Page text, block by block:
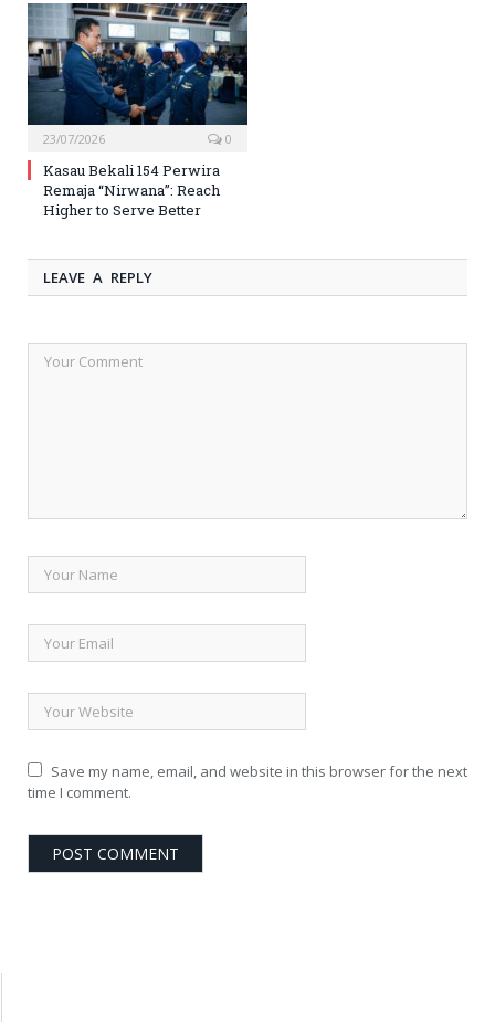
23/07/2026 0
Kasau Bekali 154 Perwira
Remaja “Nirwana”: Reach
Higher to Serve Better
LEAVE A REPLY
Save my name, email, and website in this browser for the next
time I comment.